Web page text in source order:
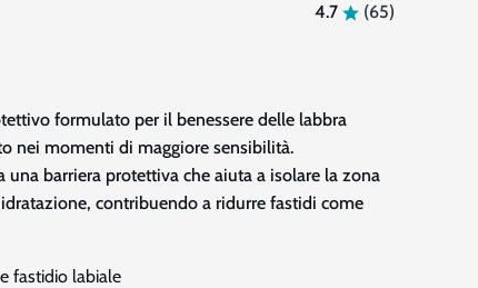
4.7 (65)
formulato per il benessere delle labbra
nei momenti di maggiore sensibilità.
una barriera protettiva che aiuta a isolare la zona
contribuendo a ridurre fastidi come
fastidio labiale